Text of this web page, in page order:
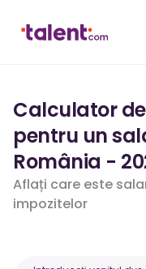
Calculator
pentru un
România -
Aflați care este
impozitelor